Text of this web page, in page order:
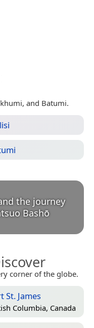
and Batumi.
the journey
Bashō
corner of the globe.
St. James
Columbia, Canada